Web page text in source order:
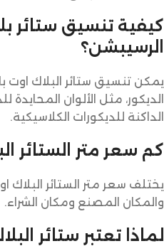
كيفية تنسيق ستائر
الرسيبشن؟
يمكن تنسيق ستائر البلاك اوت
الديكور، مثل الألوان المحايدة
الداكنة للديكورات الكلاسيكية.
كم سعر متر الستائر
يختلف سعر متر الستائر
والمكان المصنع ومكان الشراء.
لماذا تعتبر ستائر